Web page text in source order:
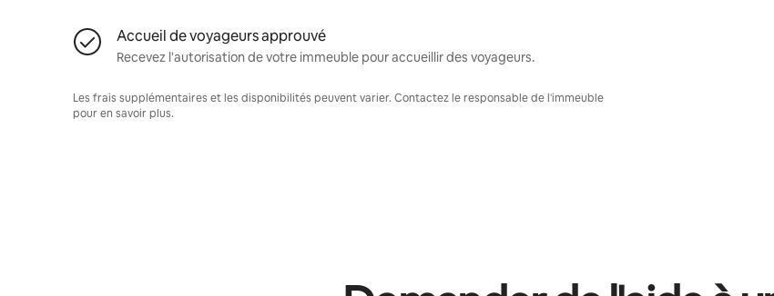
Accueil de voyageurs approuvé
Recevez l'autorisation de votre immeuble pour accueillir des voyageurs.
Les frais supplémentaires et les disponibilités peuvent varier. Contactez le responsable de l'immeuble
pour en savoir plus.